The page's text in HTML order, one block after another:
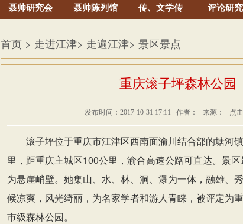
聂帅研究会 聂帅陈列馆 传、文学传 评论研究
首页 > 走进江津> 走遍江津> 景区景点
重庆滚子坪森林公园
发布时间：2017-10-31 17:11 作者： 来源： 点
滚子坪位于重庆市江津区西南面渝川结合部的塘河
里，距重庆主城区100公里，渝合高速公路可直达。景
为悬崖峭壁。她集山、水、林、洞、瀑为一体，融雄、
候凉爽，风光绮丽，为名家学者和游人青睐，被评定为
市级森林公园。